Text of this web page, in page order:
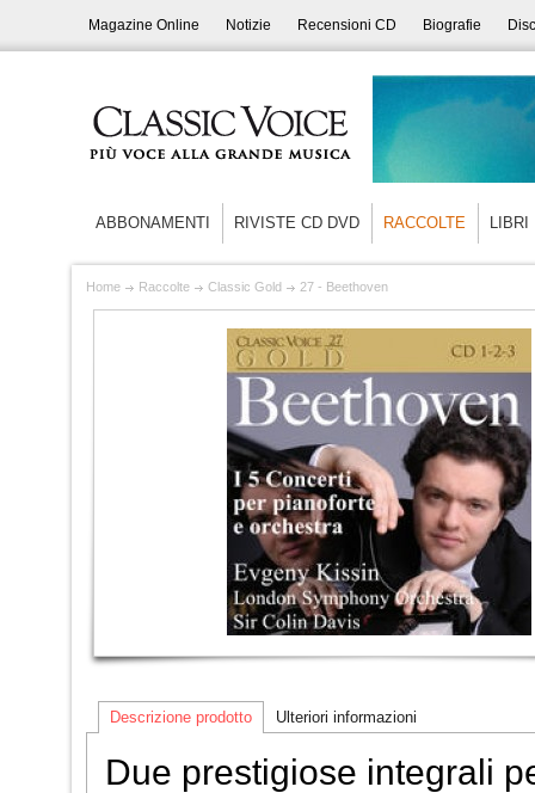
Magazine Online Notizie Recensioni CD Biografie
ABBONAMENTI RIVISTE CD DVD RACCOLTE LIBRI
Home Raccolte Classic Gold 27 - Beethoven
Descrizione prodotto Ulteriori informazioni
Due prestigiose integrali